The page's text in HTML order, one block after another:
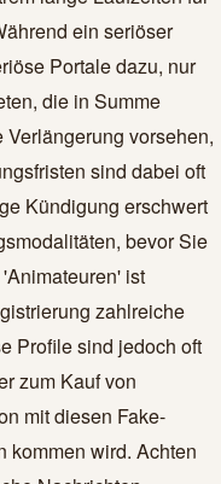
ein seriöser
Portale dazu, nur
die in Summe
vorsehen,
sind dabei oft
Kündigung erschwert
bevor Sie
ist
zahlreiche
Profile sind jedoch oft
zum Kauf von
mit diesen Fake-
kommen wird. Achten